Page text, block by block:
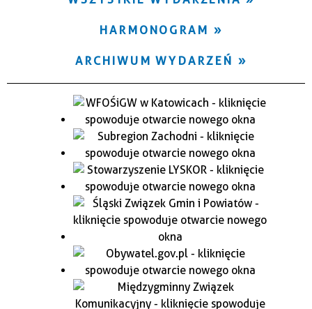
HARMONOGRAM
ARCHIWUM WYDARZEŃ